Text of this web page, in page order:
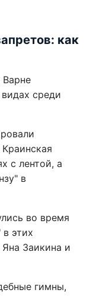
как
Варне
среди
с лентой, а
в
во время
этих
Заикина и
гимны,